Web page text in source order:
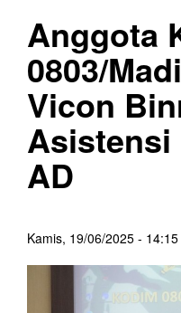
Anggota
0803/
Vicon
Asistensi
AD
Kamis, 19/06/2025 - 14:15